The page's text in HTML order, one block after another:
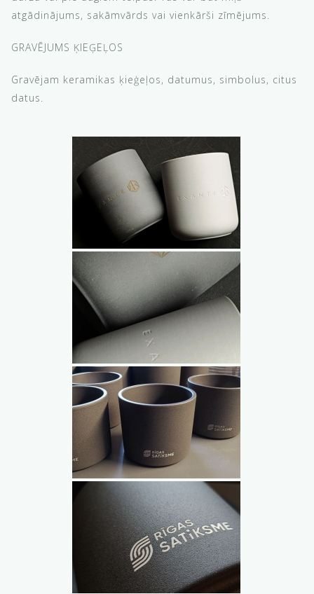
atgādinājums, sakāmvārds vai vienkārši zīmējums.
GRAVĒJUMS ĶIEĢEĻOS
Gravējam keramikas ķieģeļos, datumus, simbolus, citus
datus.